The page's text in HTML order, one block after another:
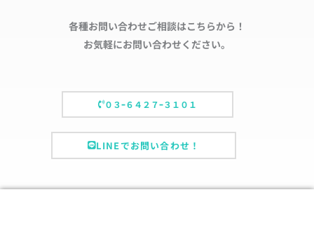
各種お問い合わせご相談はこちらから！
お気軽にお問い合わせください。
０３ｰ６４２７ｰ３１０１
LINEでお問い合わせ！